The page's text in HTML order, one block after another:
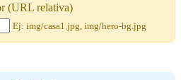
(URL relativa)
Ej: img/casa1.jpg, img/hero-bg.jpg